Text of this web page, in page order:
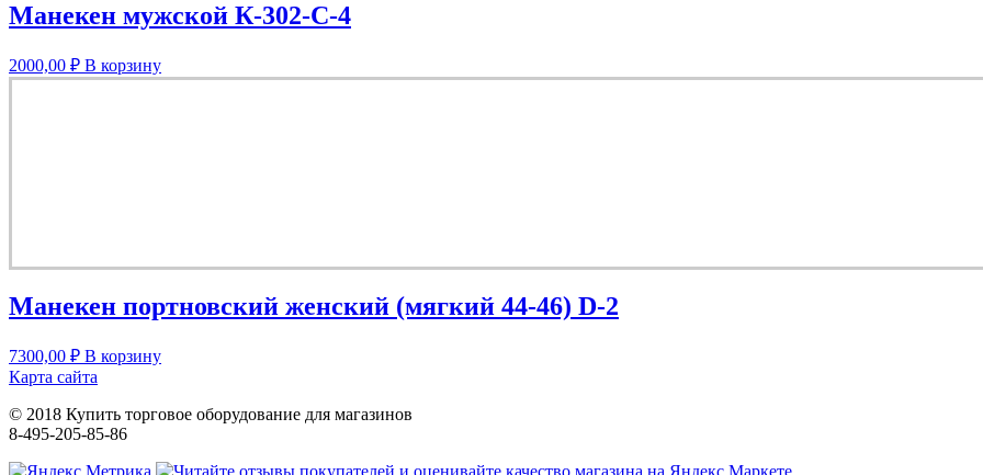
Манекен мужской К-302-С-4
2000,00 ₽ В корзину
Манекен портновский женский (мягкий 44-46) D-2
7300,00 ₽ В корзину
Карта сайта
© 2018 Купить торговое оборудование для магазинов
8-495-205-85-86